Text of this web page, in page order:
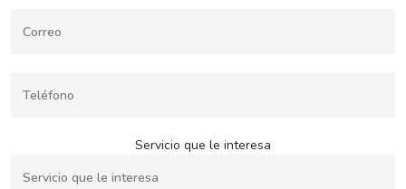
Servicio que le interesa